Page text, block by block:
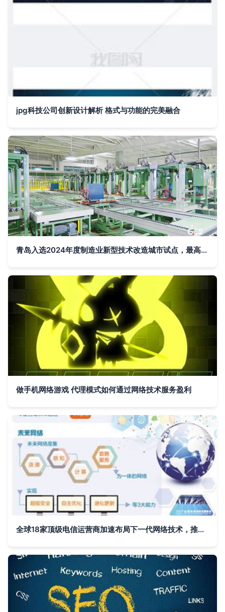
jpg科技公司创新设计解析 格式与功能的完美融合
青岛入选2024年度制造业新型技术改造城市试点，最高获批3亿元中央支持资金
做手机网络游戏 代理模式如何通过网络技术服务盈利
全球18家顶级电信运营商加速布局下一代网络技术，推动数字化转型